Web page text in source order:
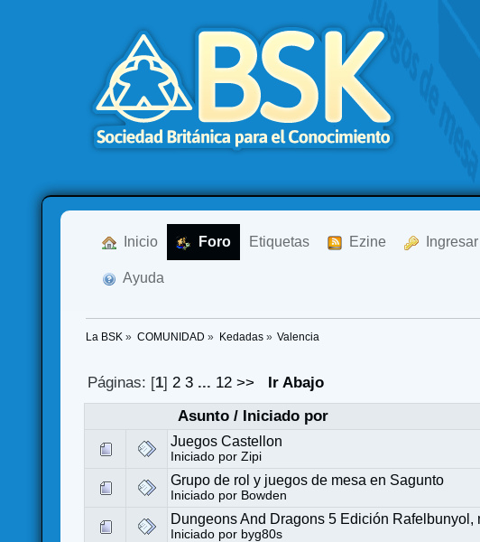
Inicio Foro Etiquetas Ezine Ingresar
Ayuda
La BSK » COMUNIDAD » Kedadas» Valencia
Páginas: [1] 2 3 ... 12 >>
Ir Abajo
Asunto/ Iniciado por
Juegos Castellon
Iniciado porZipi
Grupo de rol y juegos de mesa en Sagunto
Iniciado por Bowden
Dungeons And Dragons 5 Edición
Iniciado por byg80s